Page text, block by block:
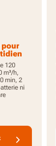
pour
120
m³/h,
min, 2
ni